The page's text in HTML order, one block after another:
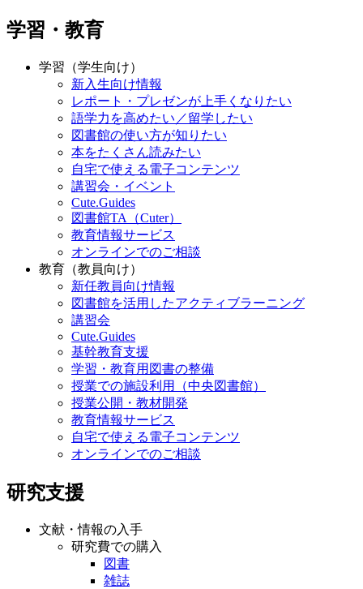
学習・教育
学習（学生向け）
新入生向け情報
レポート・プレゼンが上手くなりたい
語学力を高めたい／留学したい
図書館の使い方が知りたい
本をたくさん読みたい
自宅で使える電子コンテンツ
講習会・イベント
Cute.Guides
図書館TA（Cuter）
教育情報サービス
オンラインでのご相談
教育（教員向け）
新任教員向け情報
図書館を活用したアクティブラーニング
講習会
Cute.Guides
基幹教育支援
学習・教育用図書の整備
授業での施設利用（中央図書館）
授業公開・教材開発
教育情報サービス
自宅で使える電子コンテンツ
オンラインでのご相談
研究支援
文献・情報の入手
研究費での購入
図書
雑誌